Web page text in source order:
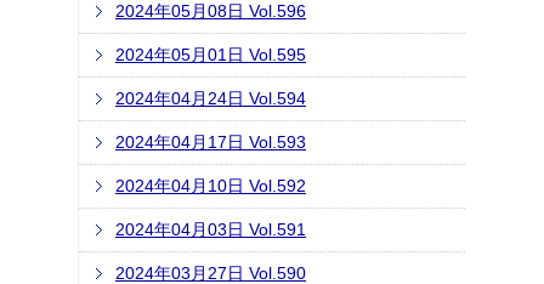
2024年05月08日 Vol.596
2024年05月01日 Vol.595
2024年04月24日 Vol.594
2024年04月17日 Vol.593
2024年04月10日 Vol.592
2024年04月03日 Vol.591
2024年03月27日 Vol.590